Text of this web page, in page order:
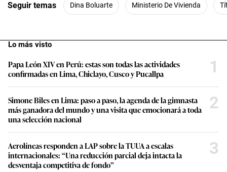
Seguir temas Dina Boluarte Ministerio De Vivienda
Lo más visto
Papa León XIV en Perú: estas son todas las actividades
confirmadas en Lima, Chiclayo, Cusco y Pucallpa
1
Simone Biles en Lima: paso a paso, la agenda de la gimnasta
más ganadora del mundo y una visita que emocionará a toda
una selección nacional
2
Aerolíneas responden a LAP sobre la TUUA a escalas
internacionales: “Una reducción parcial deja intacta la
desventaja competitiva de fondo”
3